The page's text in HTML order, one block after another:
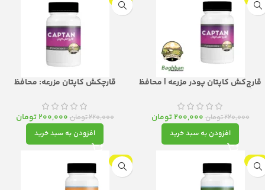
قارچ‌کش کاپتان پودر مزرعه | محافظ
220,000تومان200,000 تومان
افزودن به سبد خرید
قارچکش کاپتان مزرعه: محافظ
شما
220,000تومان200,000 تومان
افزودن به سبد خرید
-9%
-9%